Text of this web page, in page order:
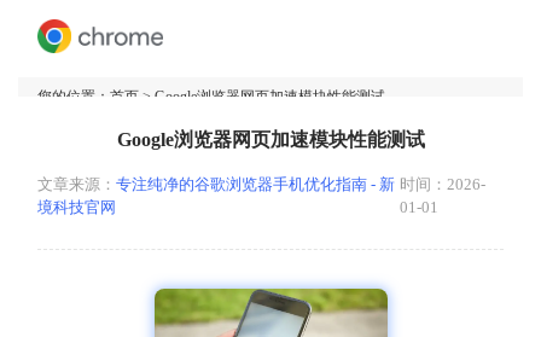
您的位置： 首页 > Google浏览器网页加速模块性能测试
Google浏览器网页加速模块性能测试
文章来源： 专注纯净的谷歌浏览器手机优化指南 - 新
境科技官网
时间：2026-
01-01